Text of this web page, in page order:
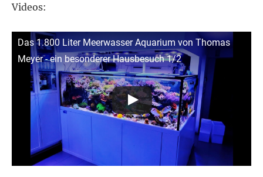
Videos:
Das 1.800 Liter Meerwasser Aquarium von Thomas
Meyer - ein besonderer Hausbesuch 1/2